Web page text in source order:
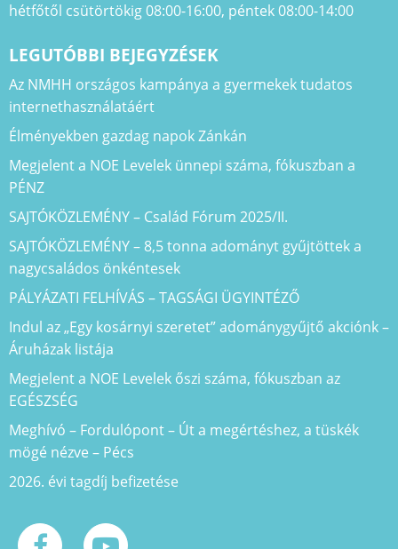
hétfőtől csütörtökig 08:00-16:00, péntek 08:00-14:00
LEGUTÓBBI BEJEGYZÉSEK
Az NMHH országos kampánya a gyermekek tudatos
internethasználatáért
Élményekben gazdag napok Zánkán
Megjelent a NOE Levelek ünnepi száma, fókuszban a
PÉNZ
SAJTÓKÖZLEMÉNY – Család Fórum 2025/II.
SAJTÓKÖZLEMÉNY – 8,5 tonna adományt gyűjtöttek a
nagycsaládos önkéntesek
PÁLYÁZATI FELHÍVÁS – TAGSÁGI ÜGYINTÉZŐ
Indul az „Egy kosárnyi szeretet” adománygyűjtő akciónk –
Áruházak listája
Megjelent a NOE Levelek őszi száma, fókuszban az
EGÉSZSÉG
Meghívó – Fordulópont – Út a megértéshez, a tüskék
mögé nézve – Pécs
2026. évi tagdíj befizetése